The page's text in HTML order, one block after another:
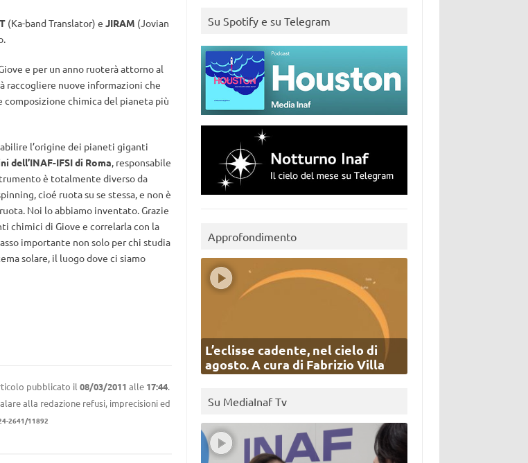
(Ka-band Translator) e JIRAM (Jovian
e per un anno ruoterà attorno al
raccogliere nuove informazioni che
chimica del pianeta più
l’origine dei pianeti giganti
dell’INAF-IFSI di Roma, responsabile
è totalmente diverso da
cioé ruota su se stessa, e non è
Noi lo abbiamo inventato. Grazie
chimici di Giove e correlarla con la
importante non solo per chi studia
solare, il luogo dove ci siamo
pubblicato il 08/03/2011 alle 17:44.
alla redazione refusi, imprecisioni ed
2641/11892
Su Spotify e su Telegram
Approfondimento
L’eclisse cadente, nel cielo di
agosto. A cura di Fabrizio Villa
Su MediaInaf Tv